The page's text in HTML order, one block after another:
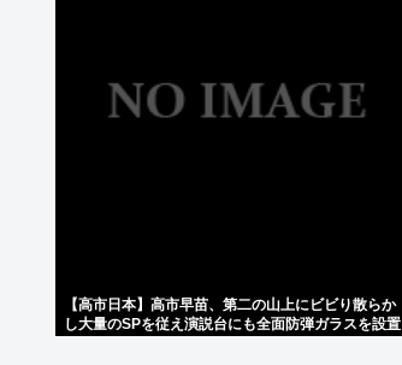
【高市日本】高市早苗、第二の山上にビビり散らか
し大量のSPを従え演説台にも全面防弾ガラスを設置